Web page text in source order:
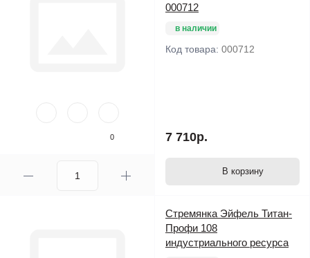
удешевляет стоимость конструкции, нет необходимости
лестницу «МЕЛЬНИКА»:
Во-первых, необходимо замерить расстояние от пола до пола
на следующем этаже, учитывая толщину межэтажного
0
000712
в наличии
Код товара: 000712
7 710р.
В корзину
Стремянка Эйфель Титан-
Профи 108
индустриального ресурса